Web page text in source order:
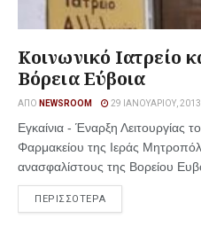
Κοινωνικό Ιατρείο
Βόρεια Εύβοια
ΑΠΌ NEWSROOM 29 ΙΑΝΟΥΑΡΊΟΥ, 2013
Εγκαίνια - Έναρξη Λειτουργίας
Φαρμακείου της Ιεράς
ανασφαλίστους της Βορείου
ΠΕΡΙΣΣΟΤΕΡΑ